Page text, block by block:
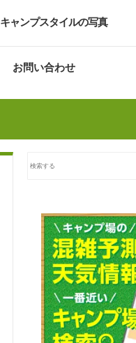
キャンプスタイルの写真
お問い合わせ